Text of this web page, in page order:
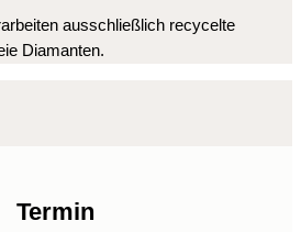
ausschließlich recycelte
Diamanten.
Termin